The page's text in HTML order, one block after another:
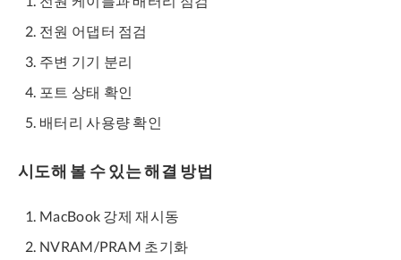
전원 어댑터 점검
주변 기기 분리
포트 상태 확인
배터리 사용량 확인
시도해 볼 수 있는 해결 방법
MacBook 강제 재시동
NVRAM/PRAM 초기화